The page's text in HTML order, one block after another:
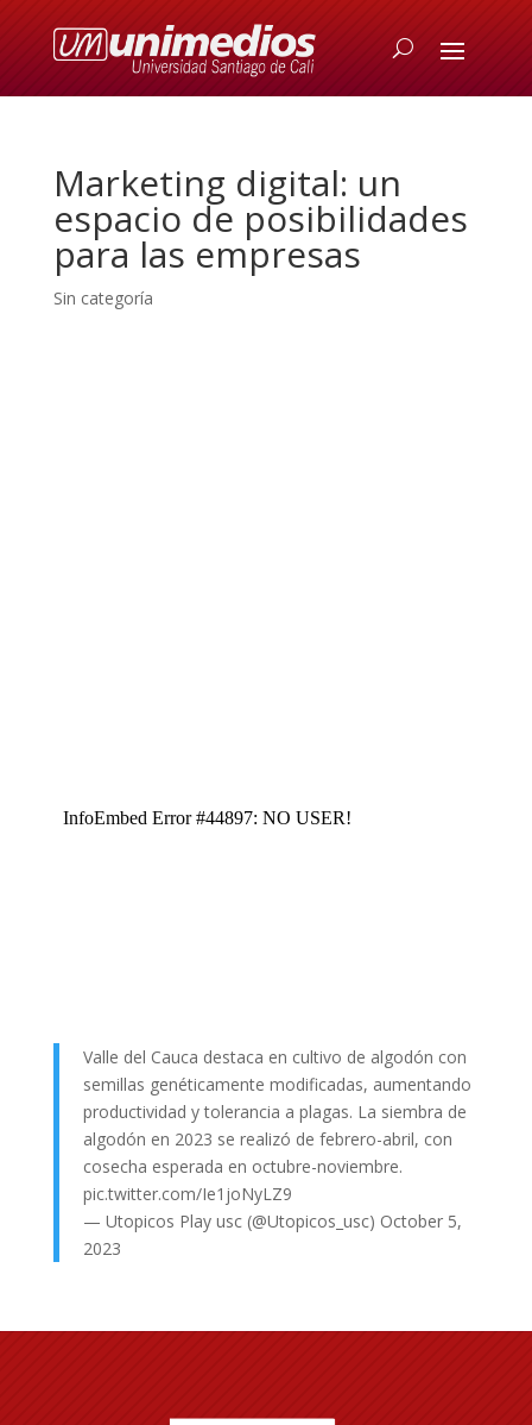
Marketing digital: un
espacio de posibilidades
para las empresas
Sin categoría
Valle del Cauca destaca en cultivo de algodón con
semillas genéticamente modificadas, aumentando
productividad y tolerancia a plagas. La siembra de
algodón en 2023 se realizó de febrero-abril, con
cosecha esperada en octubre-noviembre.
pic.twitter.com/Ie1joNyLZ9
— Utopicos Play usc (@Utopicos_usc) October 5,
2023